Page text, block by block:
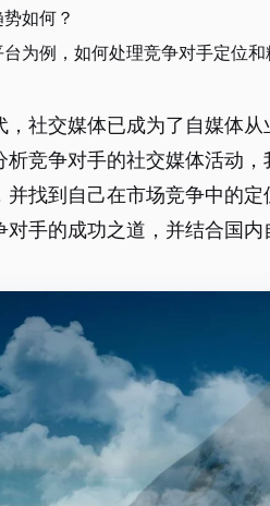
如何？
为例，如何处理竞争对手定位
，社交媒体已成为了自媒体
析竞争对手的社交媒体活动
并找到自己在市场竞争中的
对手的成功之道，并结合国